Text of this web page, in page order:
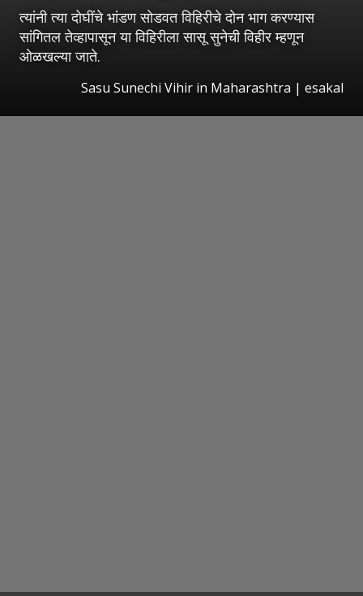
त्यांनी त्या दोघींचे भांडण सोडवत विहिरीचे दोन भाग करण्यास
सांगितल तेव्हापासून या विहिरीला सासू सुनेची विहीर म्हणून
ओळखल्या जाते.
Sasu Sunechi Vihir in Maharashtra | esakal